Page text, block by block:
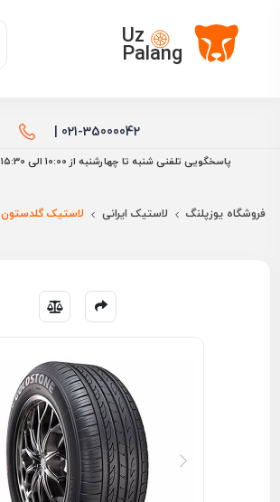
Uz
Palang
021-35000042 |
پاسخگویی تلفنی شنبه تا چهارشنبه از 10:00 الی ۱۵:30 پنجشنبه تا 13:00
فروشگاه یوزپلنگ لاستیک ایرانی لاستیک گلدستون